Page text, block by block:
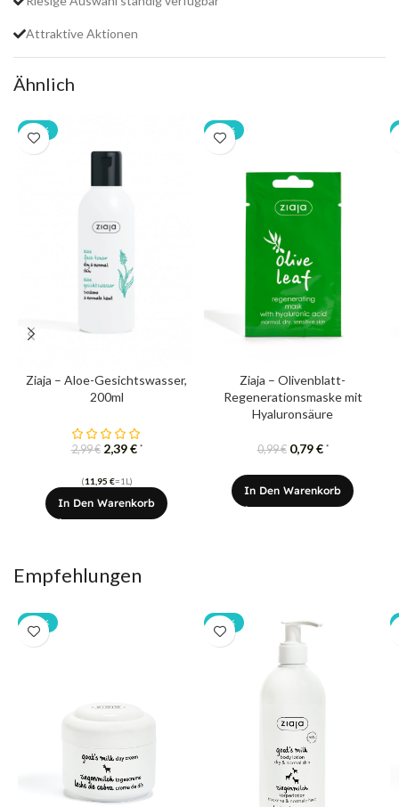
Attraktive Aktionen
Ähnlich
-20%
Ziaja – Aloe-Gesichtswasser,
200ml
2,99€ 2,39€ *
(11,95 €=1L)
In Den Warenkorb
-20%
Ziaja – Olivenblatt-
Regenerationsmaske mit
Hyaluronsäure
0,99€ 0,79€ *
In Den Warenkorb
Empfehlungen
-20% -20%